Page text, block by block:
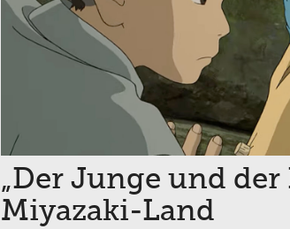
„Der Junge und der
Miyazaki-Land